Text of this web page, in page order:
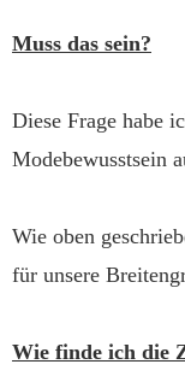
Muss das sein?
Diese Frage habe
Modebewusstsein
Wie oben
für unsere
Wie finde ich die